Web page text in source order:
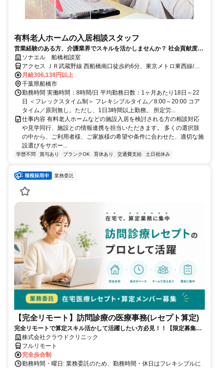
有料老人ホームの入居相談スタッフ
営業経験のある方、介護業界でスキルを活かしませんか？ 社会貢献度が
高く「世の中の役に立つ」お仕事です！
ソナエル 船橋相談室
アクセス ＪＲ武蔵野線 西船橋南口徒歩約6分、東京メトロ東西線/Ｊ
Ｒ中央本線 西船橋南口徒歩約6分、東葉高速線 西船橋南口徒歩約6分
・JR総武線・東京メトロ東西線・東葉高速鉄道「西船橋」駅南口よ
り徒歩6分
月給306,138円以上
千葉県船橋市
勤務時間 実働時間：8時間/日 平均勤務日数：1ヶ月あたり18日～22
日 ＜フレックスタイム制＞ フレキシブルタイム／8:00～20:00 コア
タイム／原則無し。ただし、1日3時間以上勤務。 所定労...
仕事内容 有料老人ホームなどの施設入居を検討される方の相談対応
や見学同行、施設との情報連携を担当いただきます。 多くの選択肢
の中から、ご利用者様、ご家族様の希望や条件に合わせた、適切な施
設選びをサポー...
学歴不問 賞与あり ブランクOK 育休あり 交通費支給 土日祝休み
業務委託
【完全リモート】訪問診療の医療事務(レセプト算定)
完全リモートで算定スキル活かして活躍したい方必見！！【限定募集】
完全リモート｜在宅医療レセプト算定（成果報酬型／業務委託）
株式会社クラウドクリニック
フルリモート
完全歩合制
勤務時間・曜日: 業務委託のため、勤務時間・休日はフレキシブルに